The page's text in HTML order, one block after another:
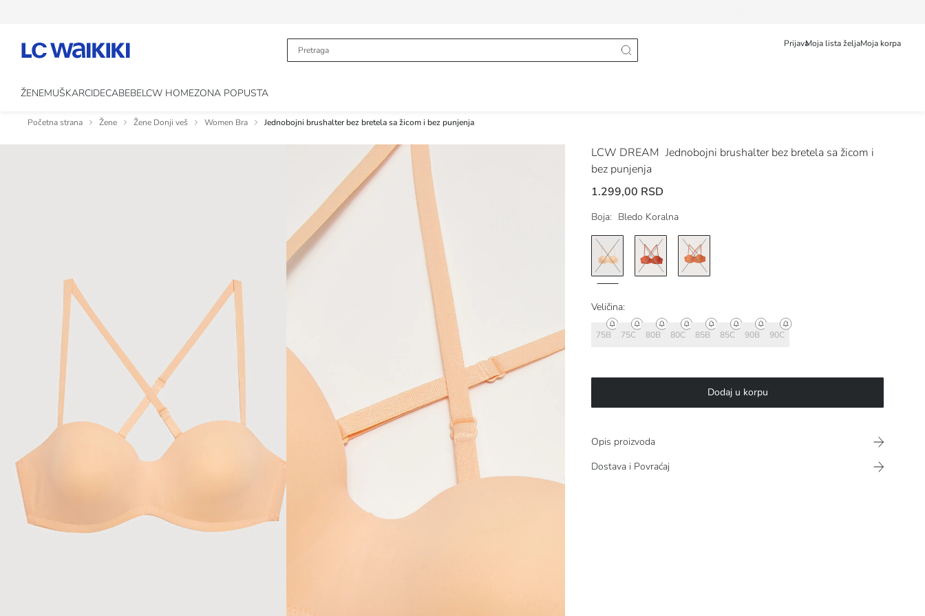
PrijavaMoja lista željaMoja korpa
ŽENEMUŠKARCIDECABEBELCW HOMEZONA POPUSTA
Početna strana Žene Žene Donji veš Women Bra Jednobojni brushalter bez bretela sa žicom i bez punjenja
LCW DREAM Jednobojni brushalter bez bretela sa žicom i
bez punjenja
1.299,00 RSD
Boja: Bledo Koralna
Veličina:
75B 75C 80B 80C 85B 85C 90B 90C
Dodaj u korpu
Opis proizvoda
Dostava i Povraćaj